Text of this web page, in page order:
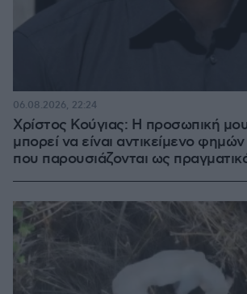
Χρίστος Κούγιας: Η προσωπική
μπορεί να είναι αντικείμενο
που παρουσιάζονται ως
06.08.2026, 22:24